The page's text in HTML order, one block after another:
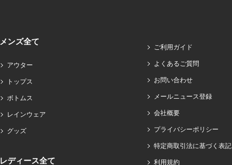
メンズ全て
アウター
トップス
ボトムス
レインウェア
グッズ
レディース全て
ご利用ガイド
よくあるご質問
お問い合わせ
メールニュース登録
会社概要
プライバシーポリシー
特定商取引法に基づく表記
利用規約